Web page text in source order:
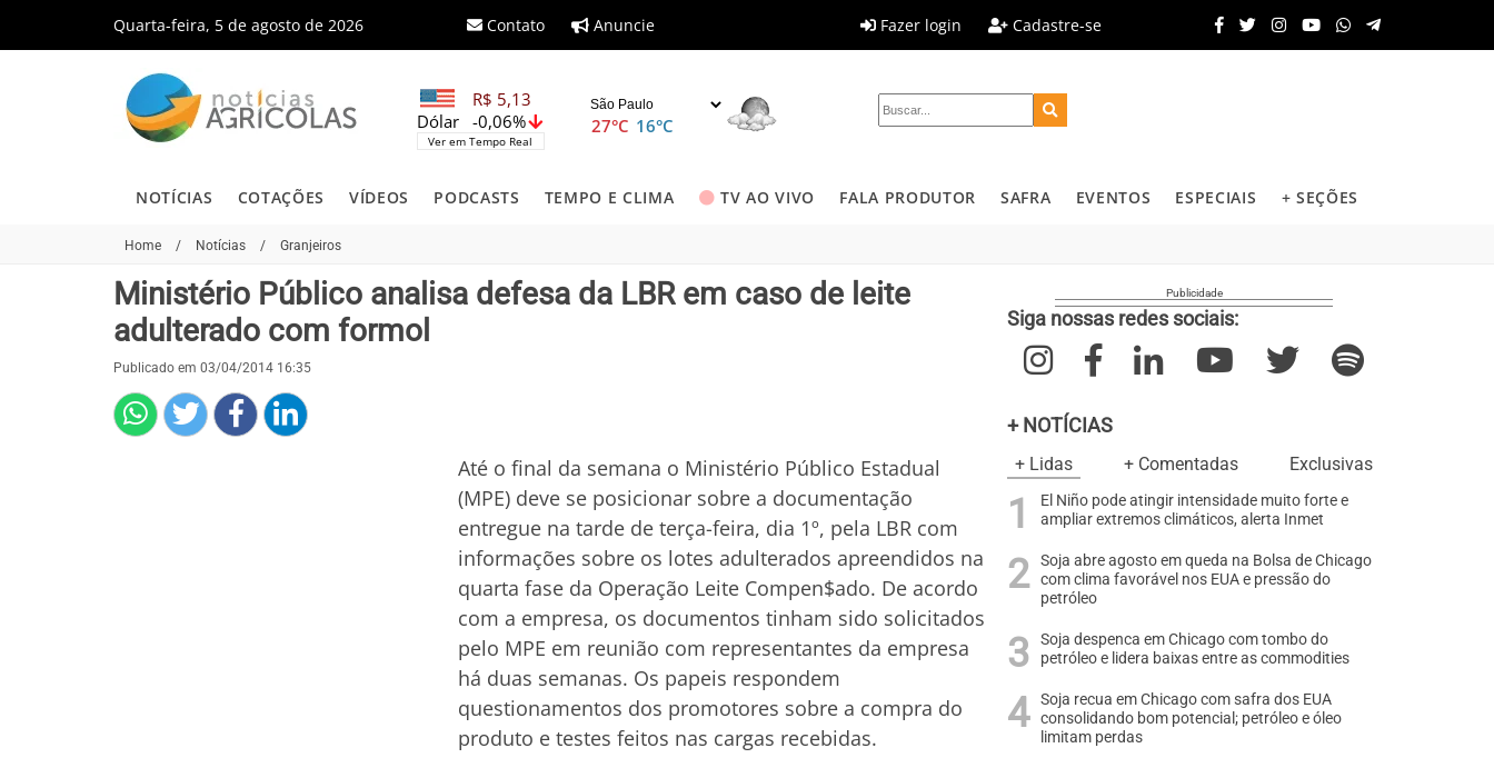
Quarta-feira, 5 de agosto de 2026 Contato Anuncie Fazer login Cadastre-se
R$ 5,13
-0,06%
Dólar
Ver em Tempo Real
27°C 16°C
NOTÍCIAS COTAÇÕES VÍDEOS PODCASTS TEMPO E CLIMA TV AO VIVO FALA PRODUTOR SAFRA EVENTOS ESPECIAIS + SEÇÕES
Home / Notícias / Granjeiros
Ministério Público analisa defesa da LBR em caso de leite
adulterado com formol
Publicado em 03/04/2014 16:35
Até o final da semana o Ministério Público Estadual
(MPE) deve se posicionar sobre a documentação
entregue na tarde de terça-feira, dia 1º, pela LBR com
informações sobre os lotes adulterados apreendidos na
quarta fase da Operação Leite Compen$ado. De acordo
com a empresa, os documentos tinham sido solicitados
pelo MPE em reunião com representantes da empresa
há duas semanas. Os papeis respondem
questionamentos dos promotores sobre a compra do
produto e testes feitos nas cargas recebidas.
Siga nossas redes sociais:
+ NOTÍCIAS
+ Lidas + Comentadas Exclusivas
El Niño pode atingir intensidade muito forte e
ampliar extremos climáticos, alerta Inmet
Soja abre agosto em queda na Bolsa de Chicago
com clima favorável nos EUA e pressão do
petróleo
Soja despenca em Chicago com tombo do
petróleo e lidera baixas entre as commodities
Soja recua em Chicago com safra dos EUA
consolidando bom potencial; petróleo e óleo
limitam perdas